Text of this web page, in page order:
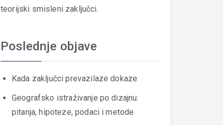
teorijski smisleni zaključci.
Poslednje objave
Kada zaključci prevazilaze dokaze
Geografsko istraživanje po dizajnu:
pitanja, hipoteze, podaci i metode